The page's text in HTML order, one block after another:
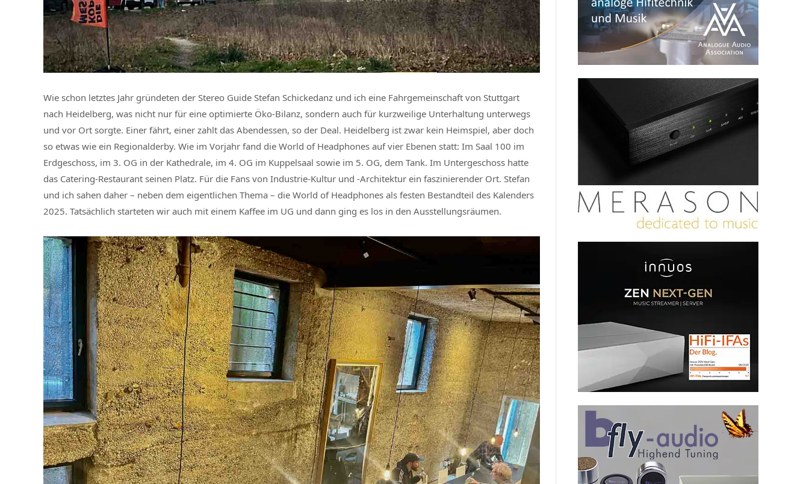
Wie schon letztes Jahr gründeten der Stereo Guide Stefan Schickedanz und ich eine Fahrgemeinschaft von Stuttgart
nach Heidelberg, was nicht nur für eine optimierte Öko-Bilanz, sondern auch für kurzweilige Unterhaltung unterwegs
und vor Ort sorgte. Einer fährt, einer zahlt das Abendessen, so der Deal. Heidelberg ist zwar kein Heimspiel, aber doch
so etwas wie ein Regionalderby. Wie im Vorjahr fand die World of Headphones auf vier Ebenen statt: Im Saal 100 im
Erdgeschoss, im 3. OG in der Kathedrale, im 4. OG im Kuppelsaal sowie im 5. OG, dem Tank. Im Untergeschoss hatte
das Catering-Restaurant seinen Platz. Für die Fans von Industrie-Kultur und -Architektur ein faszinierender Ort. Stefan
und ich sahen daher – neben dem eigentlichen Thema – die World of Headphones als festen Bestandteil des Kalenders
2025. Tatsächlich starteten wir auch mit einem Kaffee im UG und dann ging es los in den Ausstellungsräumen.